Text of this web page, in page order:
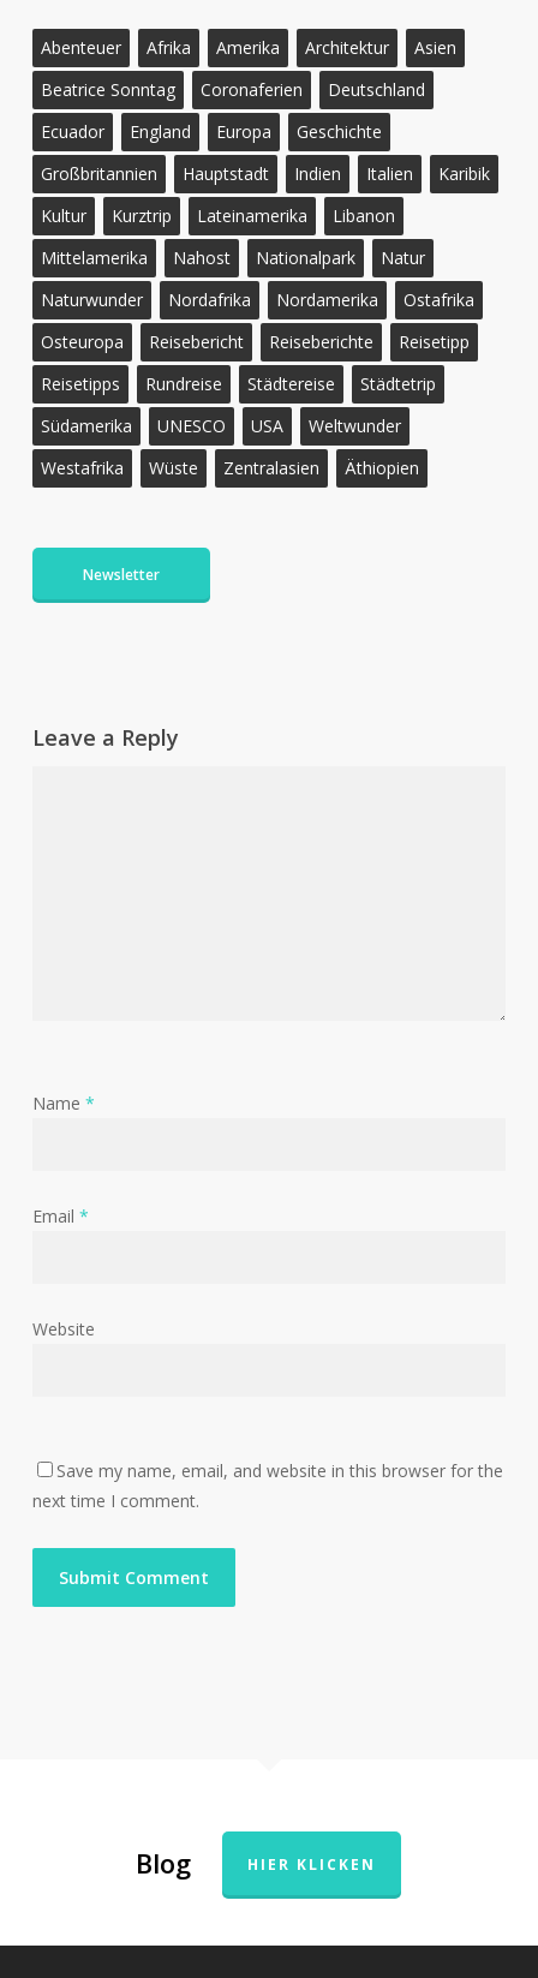
Abenteuer Afrika Amerika Architektur
Asien
Beatrice Sonntag
Coronaferien
Deutschland
Ecuador
England Europa
Geschichte
Großbritannien
Hauptstadt Indien Italien
Karibik
Kultur
Kurztrip Lateinamerika
Libanon
Mittelamerika
Nahost Nationalpark
Natur
Naturwunder
Nordafrika Nordamerika
Ostafrika
Osteuropa
Reisebericht Reiseberichte
Reisetipp
Reisetipps
Rundreise Städtereise
Städtetrip
Südamerika
UNESCO USA
Weltwunder
Westafrika
Wüste Zentralasien Äthiopien
Newsletter
Leave a Reply
Name *
Email *
Website
Save my name, email, and website in this browser for the
next time I comment.
Blog HIER KLICKEN